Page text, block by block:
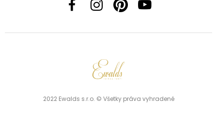
2022 Ewalds s.r.o. © Všetky práva vyhradené